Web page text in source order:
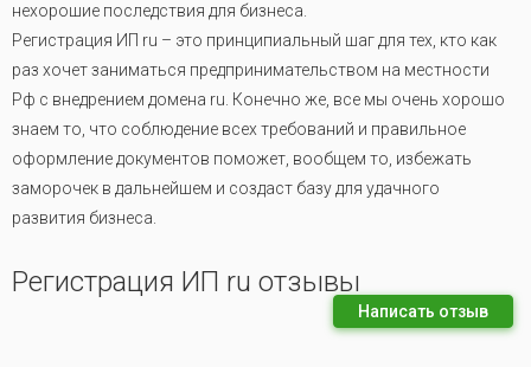
нехорошие последствия для бизнеса.
Регистрация ИП ru – это принципиальный шаг для тех, кто как
раз хочет заниматься предпринимательством на местности
Рф с внедрением домена ru. Конечно же, все мы очень хорошо
знаем то, что соблюдение всех требований и правильное
оформление документов поможет, вообщем то, избежать
заморочек в дальнейшем и создаст базу для удачного
развития бизнеса.
Регистрация ИП ru отзывы
Написать отзыв